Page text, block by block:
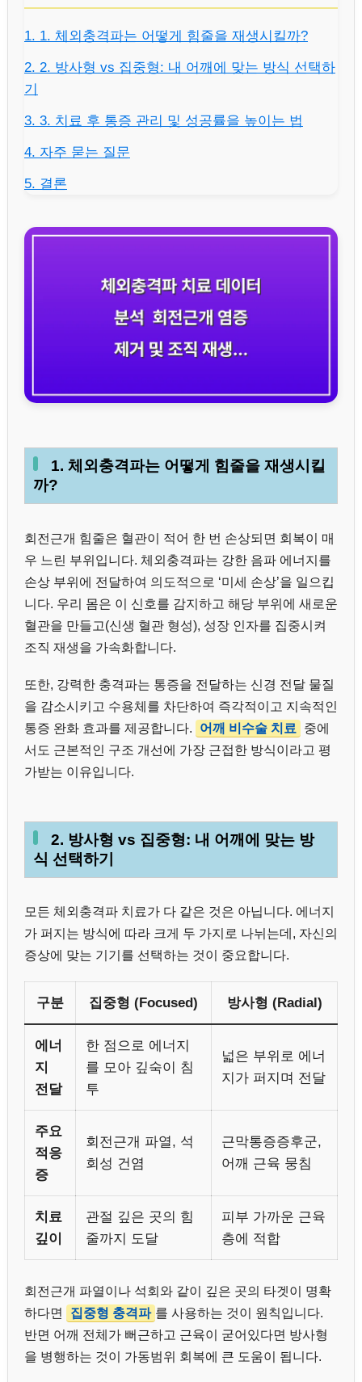
1. 1. 체외충격파는 어떻게 힘줄을 재생시킬까?
2. 2. 방사형 vs 집중형: 내 어깨에 맞는 방식 선택하
기
3. 3. 치료 후 통증 관리 및 성공률을 높이는 법
4. 자주 묻는 질문
5. 결론
1. 체외충격파는 어떻게 힘줄을 재생시킬
까?
회전근개 힘줄은 혈관이 적어 한 번 손상되면 회복이 매
우 느린 부위입니다. 체외충격파는 강한 음파 에너지를
손상 부위에 전달하여 의도적으로 ‘미세 손상’을 일으킵
니다. 우리 몸은 이 신호를 감지하고 해당 부위에 새로운
혈관을 만들고(신생 혈관 형성), 성장 인자를 집중시켜
조직 재생을 가속화합니다.
또한, 강력한 충격파는 통증을 전달하는 신경 전달 물질
을 감소시키고 수용체를 차단하여 즉각적이고 지속적인
통증 완화 효과를 제공합니다.
어깨 비수술 치료
중에
서도 근본적인 구조 개선에 가장 근접한 방식이라고 평
가받는 이유입니다.
2. 방사형 vs 집중형: 내 어깨에 맞는 방
식 선택하기
모든 체외충격파 치료가 다 같은 것은 아닙니다. 에너지
가 퍼지는 방식에 따라 크게 두 가지로 나뉘는데, 자신의
증상에 맞는 기기를 선택하는 것이 중요합니다.
구분 집중형 (Focused) 방사형 (Radial)
에너
지
전달
한 점으로 에너지
를 모아 깊숙이 침
투
넓은 부위로 에너
지가 퍼지며 전달
주요
적응
증
회전근개 파열, 석
회성 건염
근막통증증후군,
어깨 근육 뭉침
치료
깊이
관절 깊은 곳의 힘
줄까지 도달
피부 가까운 근육
층에 적합
회전근개 파열이나 석회와 같이 깊은 곳의 타겟이 명확
하다면
집중형 충격파 를 사용하는 것이 원칙입니다.
반면 어깨 전체가 뻐근하고 근육이 굳어있다면 방사형
을 병행하는 것이 가동범위 회복에 큰 도움이 됩니다.